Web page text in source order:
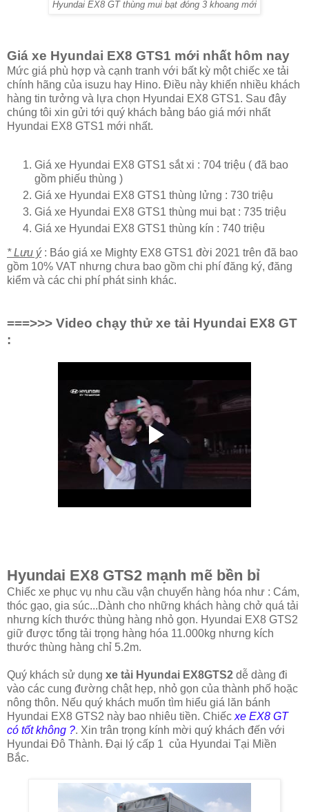
Hyundai EX8 GT thùng mui bạt đóng 3 khoang mới
Giá xe Hyundai EX8 GTS1 mới nhất hôm nay
Mức giá phù hợp và cạnh tranh với bất kỳ một chiếc xe tải
chính hãng của isuzu hay Hino. Điều này khiến nhiều khách
hàng tin tưởng và lựa chọn Hyundai EX8 GTS1. Sau đây
chúng tôi xin gửi tới quý khách bảng báo giá mới nhất
Hyundai EX8 GTS1 mới nhất.
Giá xe Hyundai EX8 GTS1 sắt xi : 704 triệu ( đã bao
gồm phiếu thùng )
Giá xe Hyundai EX8 GTS1 thùng lửng : 730 triệu
Giá xe Hyundai EX8 GTS1 thùng mui bạt : 735 triệu
Giá xe Hyundai EX8 GTS1 thùng kín : 740 triệu
* Lưu ý: Báo giá xe Mighty EX8 GTS1 đời 2021 trên đã bao
gồm 10% VAT nhưng chưa bao gồm chi phí đăng ký, đăng
kiểm và các chi phí phát sinh khác.
===>>> Video chạy thử xe tải Hyundai EX8 GT
:
Hyundai EX8 GTS2 mạnh mẽ bền bỉ
Chiếc xe phục vụ nhu cầu vận chuyển hàng hóa như : Cám,
thóc gạo, gia súc...Dành cho những khách hàng chở quá tải
nhưng kích thước thùng hàng nhỏ gọn. Hyundai EX8 GTS2
giữ được tổng tải trọng hàng hóa 11.000kg nhưng kích
thước thùng hàng chỉ 5.2m.
Quý khách sử dụng xe tải Hyundai EX8GTS2 dễ dàng đi
vào các cung đường chật hẹp, nhỏ gọn của thành phố hoặc
nông thôn. Nếu quý khách muốn tìm hiểu giá lăn bánh
Hyundai EX8 GTS2 này bao nhiêu tiền. Chiếc xe EX8 GT
có tốt không ?. Xin trân trọng kính mời quý khách đến với
Hyundai Đô Thành. Đại lý cấp 1 của Hyundai Tại Miền
Bắc.